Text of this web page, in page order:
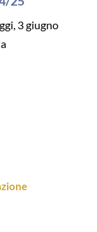
3 giugno